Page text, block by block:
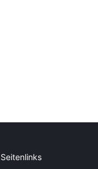
Seitenlinks